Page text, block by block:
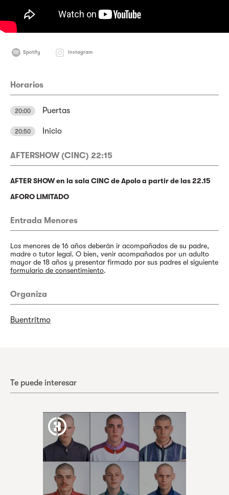
Spotify Instagram
Horarios
20:00 Puertas
20:50 Inicio
AFTERSHOW (CINC) 22:15
AFTER SHOW en la sala CINC de Apolo a partir de las 22.15
AFORO LIMITADO
Entrada Menores
Los menores de 16 años deberán ir acompañados de su padre,
madre o tutor legal. O bien, venir acompañados por un adulto
mayor de 18 años y presentar firmado por sus padres el siguiente
formulario de consentimiento.
Organiza
Buentritmo
Te puede interesar